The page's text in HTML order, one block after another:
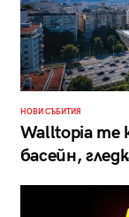
НОВИ СЪБИТИЯ
Walltopia те
басейн,